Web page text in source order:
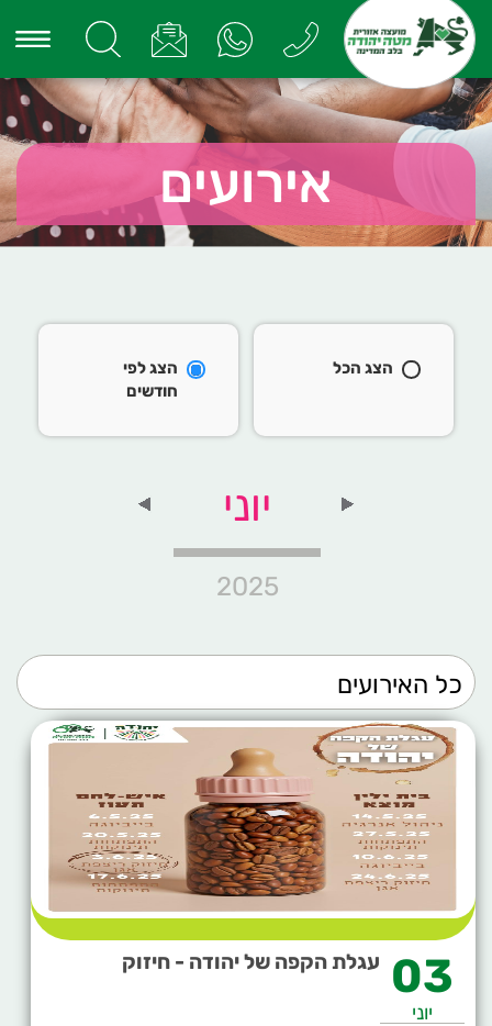
אירועים
הצג הכל
הצג לפי
חודשים
יוני
2025
03
יוני
עגלת הקפה של יהודה - חיזוק